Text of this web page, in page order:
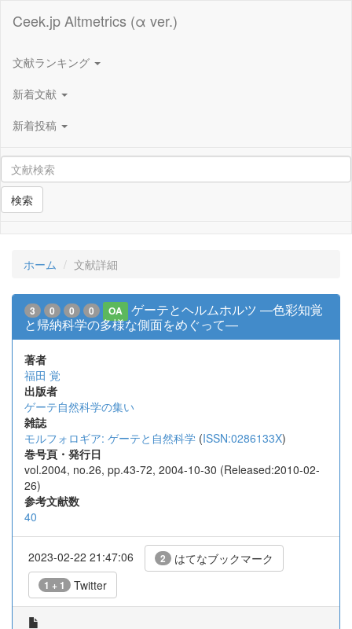
Ceek.jp Altmetrics (α ver.)
文献ランキング
新着文献
新着投稿
検索
ホーム 文献詳細
3 0 0 0 OA
ゲーテとヘルムホルツ ―色彩知覚
と帰納科学の多様な側面をめぐって―
著者
福田 覚
出版者
ゲーテ自然科学の集い
雑誌
モルフォロギア: ゲーテと自然科学 (ISSN:0286133X)
巻号頁・発行日
vol.2004, no.26, pp.43-72, 2004-10-30 (Released:2010-02-
26)
参考文献数
40
2023-02-22 21:47:06 2 はてなブックマーク
1 + 1 Twitter